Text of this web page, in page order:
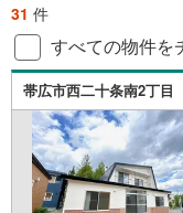
31 件
すべての物件を
帯広市西二十条南2丁目